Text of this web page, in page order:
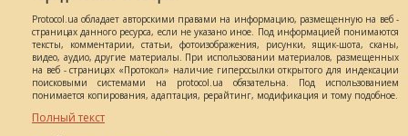
Protocol.ua обладает авторскими правами на информацию, размещенную на веб -
страницах данного ресурса, если не указано иное. Под информацией понимаются
тексты, комментарии, статьи, фотоизображения, рисунки, ящик-шота, сканы,
видео, аудио, другие материалы. При использовании материалов, размещенных
на веб - страницах «Протокол» наличие гиперссылки открытого для индексации
поисковыми системами на protocol.ua обязательна. Под использованием
понимается копирования, адаптация, рерайтинг, модификация и тому подобное.
Полный текст